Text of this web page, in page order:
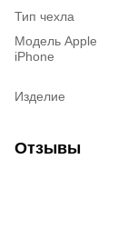
Тип чехла
Модель Apple
iPhone
Изделие
Отзывы